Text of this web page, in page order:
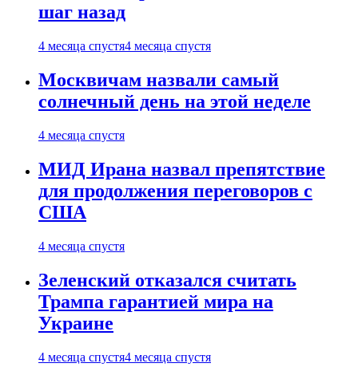
шаг назад
4 месяца спустя4 месяца спустя
Москвичам назвали самый
солнечный день на этой неделе
4 месяца спустя
МИД Ирана назвал препятствие
для продолжения переговоров с
США
4 месяца спустя
Зеленский отказался считать
Трампа гарантией мира на
Украине
4 месяца спустя4 месяца спустя